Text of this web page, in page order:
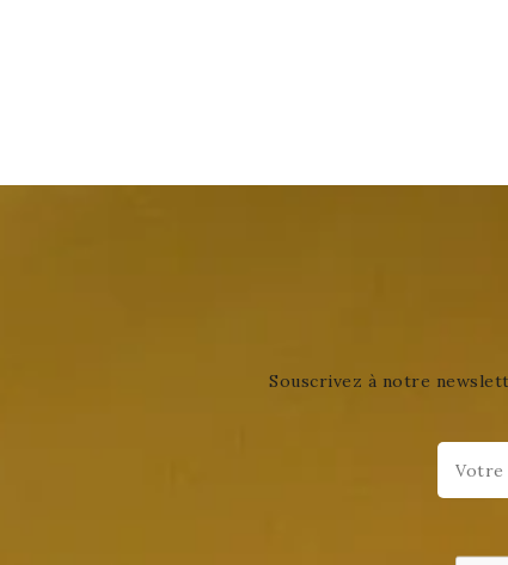
Souscrivez à notre